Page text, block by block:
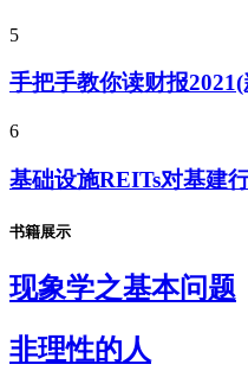
5
手把手教你读财报
6
基础设施REITs对基建
书籍展示
现象学之基本问题
非理性的人